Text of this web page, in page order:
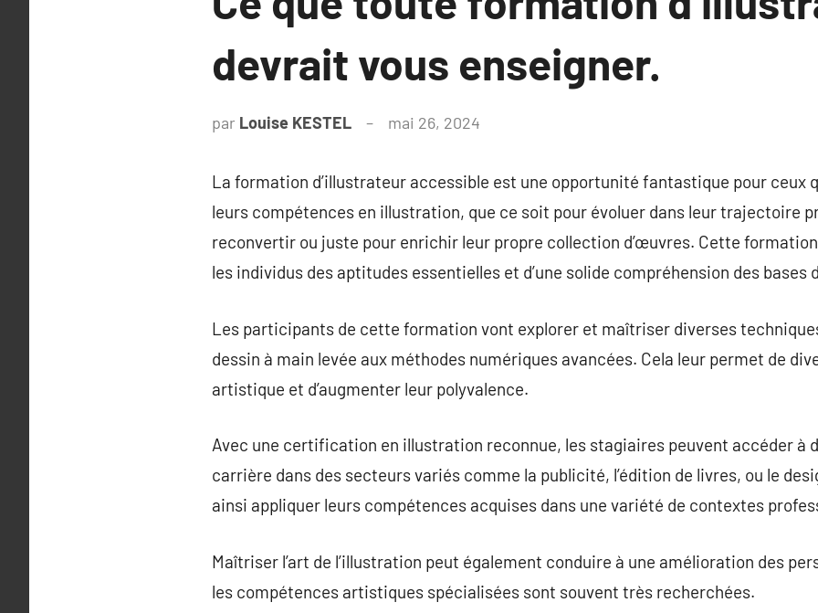
devrait vous enseigner.
par Louise KESTEL mai 26, 2024
La formation d’illustrateur accessible est une opportunité fantastique pour ceux
leurs compétences en illustration, que ce soit pour évoluer dans leur trajectoire
reconvertir ou juste pour enrichir leur propre collection d’œuvres. Cette
les individus des aptitudes essentielles et d’une solide compréhension des bases
Les participants de cette formation vont explorer et maîtriser diverses
dessin à main levée aux méthodes numériques avancées. Cela leur permet de
artistique et d’augmenter leur polyvalence.
Avec une certification en illustration reconnue, les stagiaires peuvent accéder à
carrière dans des secteurs variés comme la publicité, l’édition de livres, ou le
ainsi appliquer leurs compétences acquises dans une variété de contextes
Maîtriser l’art de l’illustration peut également conduire à une amélioration des
les compétences artistiques spécialisées sont souvent très recherchées.